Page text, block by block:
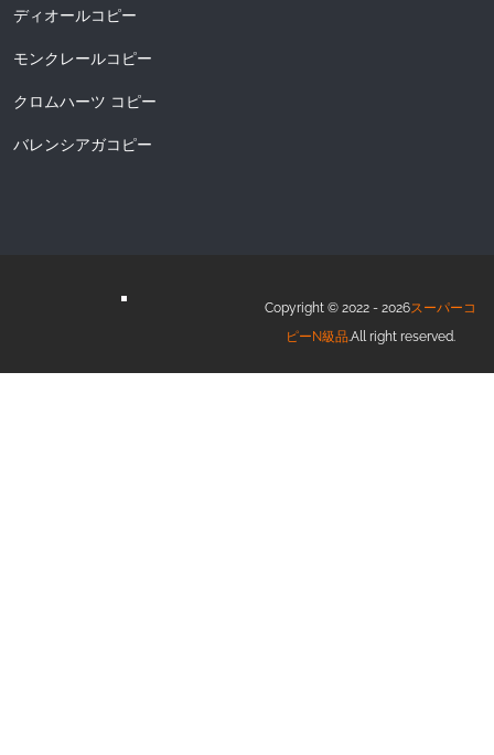
ディオールコピー
モンクレールコピー
クロムハーツ コピー
バレンシアガコピー
Copyright © 2022 - 2026スーパーコ
ピーN級品 .All right reserved.